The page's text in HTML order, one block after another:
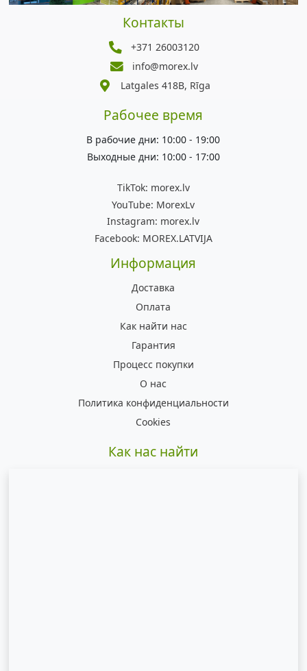
Контакты
+371 26003120
info@morex.lv
Latgales 418B, Rīga
Рабочее время
В рабочие дни: 10:00 - 19:00
Выходные дни: 10:00 - 17:00
TikTok: morex.lv
YouTube: MorexLv
Instagram: morex.lv
Facebook: MOREX.LATVIJA
Информация
Доставка
Оплата
Как найти нас
Гарантия
Процесс покупки
О нас
Политика конфиденциальности
Cookies
Как нас найти